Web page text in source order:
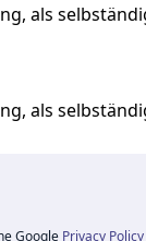
als
als
Google Privacy Policy